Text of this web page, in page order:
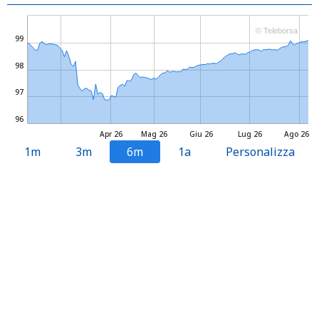
Mag 26 Lug 26
Apr 26 Giu 26 Ago 26
96
97
98
99
© Teleborsa
1m 3m 6m 1a Personalizza